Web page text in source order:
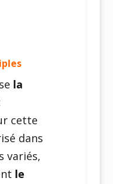
la
cette
dans
variés,
le